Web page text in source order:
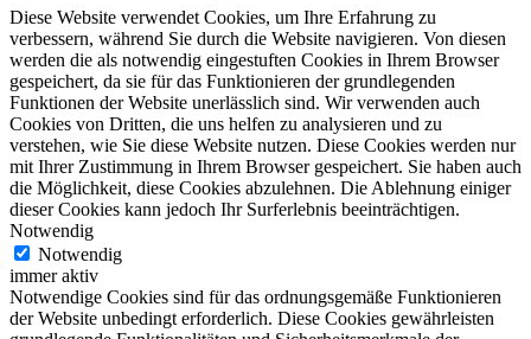
Diese Website verwendet Cookies, um Ihre Erfahrung zu
verbessern, während Sie durch die Website navigieren. Von diesen
werden die als notwendig eingestuften Cookies in Ihrem Browser
gespeichert, da sie für das Funktionieren der grundlegenden
Funktionen der Website unerlässlich sind. Wir verwenden auch
Cookies von Dritten, die uns helfen zu analysieren und zu
verstehen, wie Sie diese Website nutzen. Diese Cookies werden nur
mit Ihrer Zustimmung in Ihrem Browser gespeichert. Sie haben auch
die Möglichkeit, diese Cookies abzulehnen. Die Ablehnung einiger
dieser Cookies kann jedoch Ihr Surferlebnis beeinträchtigen.
Notwendig
Notwendig
immer aktiv
Notwendige Cookies sind für das ordnungsgemäße Funktionieren
der Website unbedingt erforderlich. Diese Cookies gewährleisten